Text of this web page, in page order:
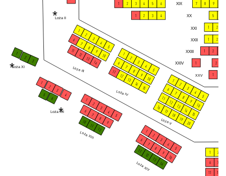
XIX
XX
XXI
XXII
XXIII
XXIV
XXV
Loża V
Loża IV
Loża III
Loża II
Loża XIV
Loża XIII
Loża XII
Loża XI
*
*
*
1 2 3 4 5 6 7 8 9
1 2 3 4 5
1 2
1 2
1
2
3
4
5
1 2
6
7
8
9
10
1 2
11
12
13
14
1
2
3
4
5
1
1
6
7
8
9
10
1
2
3
11
12
13
14
15
1
2
3
4
5
2
3 6
7
8
9
10
4
5
11
12
13
14
15
1
2
3
4
5
6
16
17
18
19
20
6
7
8
9
10
11
12
1
2
3
4
5
1 2
6
7
8
9
10
6 7
11
12
13
14
11 12